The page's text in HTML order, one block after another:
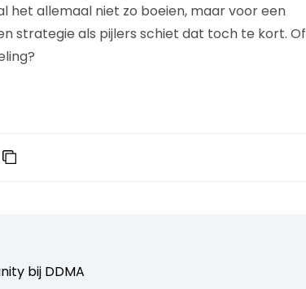
het allemaal niet zo boeien, maar voor een
strategie als pijlers schiet dat toch te kort. Of
bij DDMA